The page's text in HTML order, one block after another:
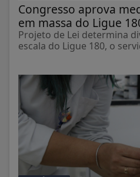
Congresso aprova
em massa do Ligue
Projeto de Lei determina
escala do Ligue 180, o